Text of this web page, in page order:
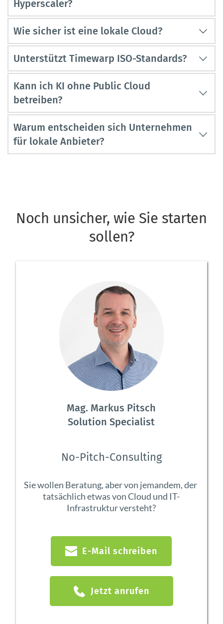
Nicht immer, aber oft besser planbar und
langfristig stabil.
Sehr hoch, da Zugang und Infrastruktur
kontrollierbar sind.
Ja, typische Standards wie ISO 27001 werden
erfüllt.
Kann ich KI ohne Public Cloud
Ja, mit lokaler Infrastruktur und eigenen
Ressourcen bei Timewarp.
Warum entscheiden sich Unternehmen
Noch unsicher, wie Sie starten
sollen?
Mag. Markus Pitsch
Solution Specialist
No-Pitch-Consulting
Sie wollen Beratung, aber von jemandem, der
tatsächlich etwas von Cloud und IT-
Infrastruktur versteht?
E-Mail schreiben
Jetzt anrufen